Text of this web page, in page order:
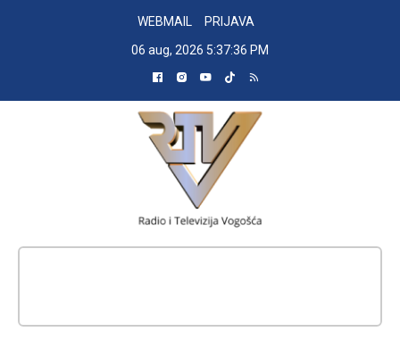
WEBMAIL
PRIJAVA
06 aug, 2026 5:37:37 PM